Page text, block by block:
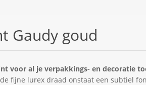
Gaudy goud
voor al je verpakkings- en decoratie
fijne lurex draad onstaat een subtiel